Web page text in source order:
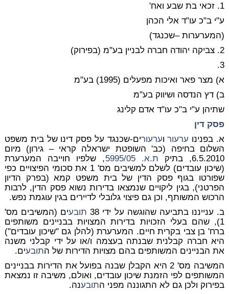
1. זכאי בת שבע ואח'
ע"י ב"כ עו"ד אלי הכהן
(המערערות –שכנגד)
2. צביקה יהודה חברה לבניין בע''מ (בפירוק)
3.
א) מצר פאר ואיכות מפעלים (1995) בע"מ
ב) דץ הנדסה ושיווק בע"מ
שתיהן ע"י ב"כ עו"ד אדם קלינג
פסק דין
א. בפנינו ערעורוערעורים-שכנגד על פסק דינו של בית משפט
השלום בחיפה (כב' השופטת ישראלה קראי – גירון) מיום
6.5.2010, בתיק
ת.א. 5995/05
, שלפיו חוייבה המערערת
(שיכון עובדים) לשלם למשיבים מס' 1 את סכומי הפיצויים כפי
שפורטו בגוף פסק הדין של בית משפט קמא (בפרק הדיון
הפרטני), בגין ליקויים שנמצאו בדירות נשוא פסק הדין, לרבות
הרכוש המשותף, וכן גם פיצוי גלובלי לדיירים בגין עוגמת נפש.
ב. ענייננו בתביעה שהוגשה על ידי 38
תובעים (המשיבים מס'
1), שהם בעלי הזכויות בדירות המצויות בבניינים משותפים
ברח' בן צבי בקרית חיים. המערערת (להלן גם "שיכון עובדים")
היא חברה קבלנית שבנתה בעצמה ו/או על ידי קבלני משנה
את הבניינים המשותפים בהם מצויות הדירות של התובעים.
המשיבה מס' 2 היא הקבלן שבנה בפועל את הדירות בבניינים
המשותפים לפי הזמנת שיכון עובדים, ואולם, משיבה זו נמצאת
בפירוק ולכן גם לא התגוננה מפני התובענה.